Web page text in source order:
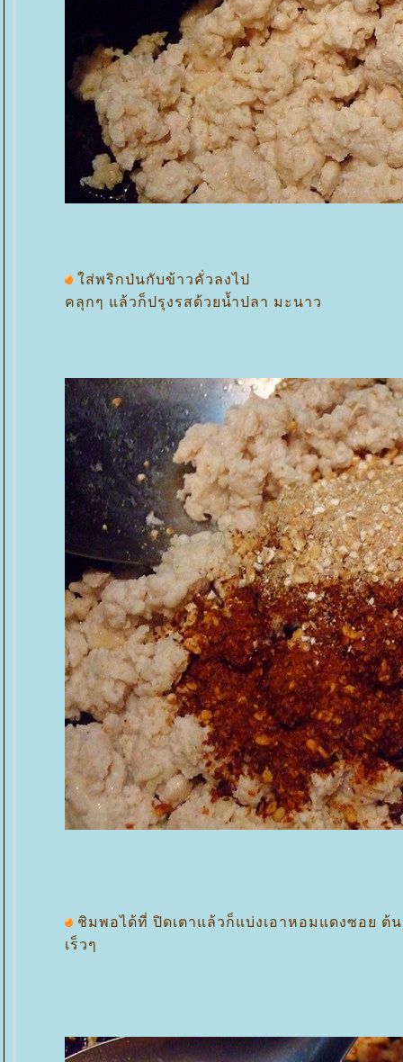
ส่พริกป่นกับข้าวคั่วลงไป
คลุกๆ แล้วก็ปรุงรสด้วยน้ำปลา มะนาว
ชิมพอได้ที่ ปิดเตาแล้วก็แบ่งเอาหอมแดงซอย ต้
เร็วๆ